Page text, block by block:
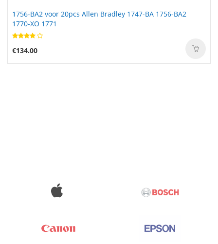
1756-BA2 voor 20pcs Allen Bradley 1747-BA 1756-BA2
1770-XO 1771
€134.00
BL-G33 voor Doov iEva D600
€23.88